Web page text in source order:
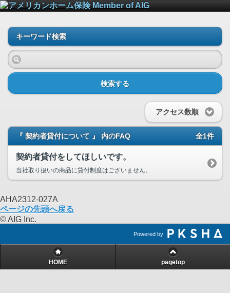
キーワード検索
検索する
アクセス数順
『 契約者貸付について 』 内のFAQ 全1件
契約者貸付をしてほしいです。
当社取り扱いの商品に貸付制度はございません。
AHA2312-027A
ページの先頭へ戻る
© AIG Inc.
Powered by
HOME pagetop